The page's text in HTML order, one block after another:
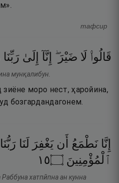
тафсир
قَالُوا۟ لَا ضَيْرَ ۖ إِنَّآ إِلَىٰ رَبِّنَا
мунқалибун.
моро нест, ҳаройина,
бозгардандагонем.
إِنَّا نَطْمَعُ أَن يَغْفِرَ لَنَا رَبُّنَا
ٱلْمُؤْمِنِينَ ۝٥١
хатпйпна ан кунна